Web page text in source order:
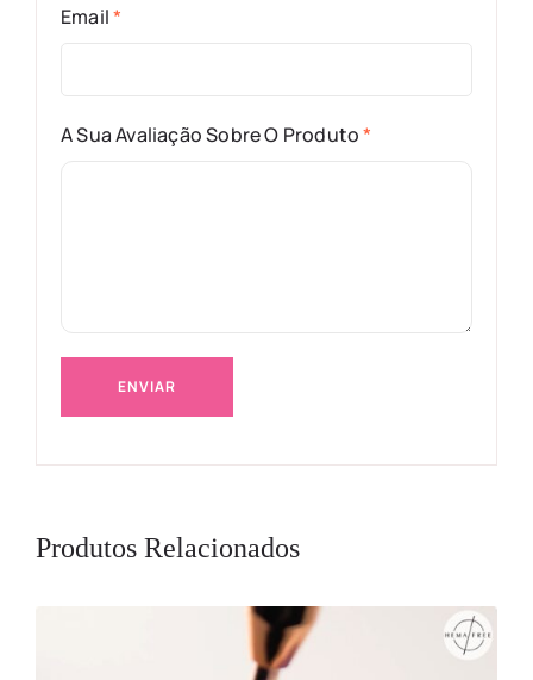
A Sua Avaliação Sobre O Produto*
Email*
Produtos Relacionados